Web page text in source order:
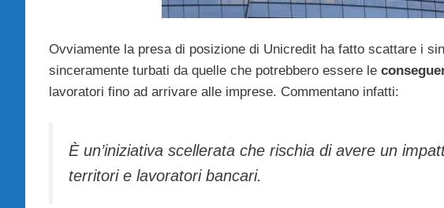
Ovviamente la presa di posizione di Unicredit ha fatto scattare i
sinceramente turbati da quelle che potrebbero essere le
lavoratori fino ad arrivare alle imprese. Commentano infatti:
È un’iniziativa scellerata che rischia di avere un
territori e lavoratori bancari.